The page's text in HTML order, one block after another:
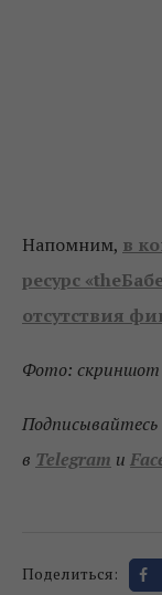
Напомним, в
ресурс
отсутствия
Фото: скриншот
Подписывайтесь
в Telegram и
Поделиться: